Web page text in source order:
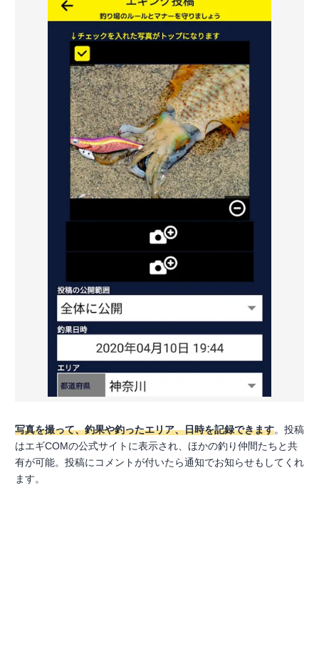
写真を撮って、釣果や釣ったエリア、日時を記録できます。投稿
はエギCOMの公式サイトに表示され、ほかの釣り仲間たちと共
有が可能。投稿にコメントが付いたら通知でお知らせもしてくれ
ます。